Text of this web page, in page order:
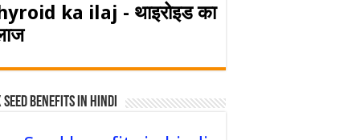
ka ilaj - थाइरोइड का
Seed Benefits in hindi